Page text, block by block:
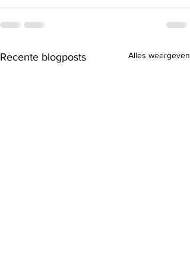
Recente blogposts Alles weergeven